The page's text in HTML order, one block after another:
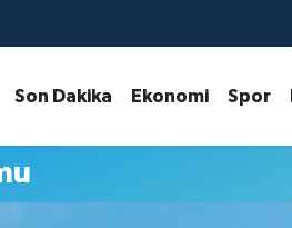
Son Dakika Ekonomi Spor